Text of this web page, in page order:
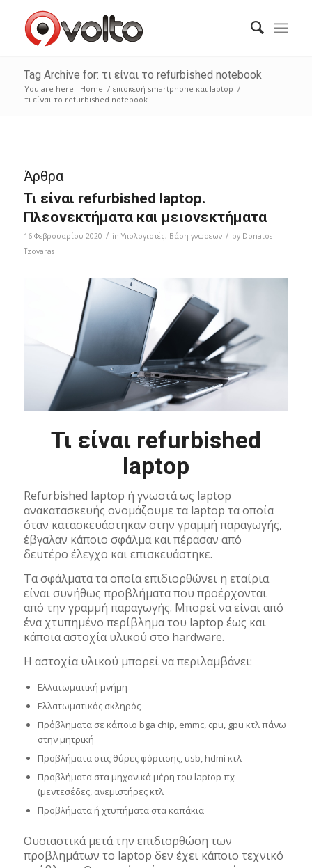
Tag Archive for: τι είναι το refurbished notebook
You are here: Home / επισκευή smartphone και laptop /
τι είναι το refurbished notebook
Άρθρα
Τι είναι refurbished laptop.
Πλεονεκτήματα και μειονεκτήματα
16 Φεβρουαρίου 2020 / in Υπολογιστές, Bάση γνωσεων / by Donatos
Tzovaras
Τι είναι refurbished
laptop
Refurbished laptop ή γνωστά ως laptop
ανακατασκευής ονομάζουμε τα laptop τα οποία
όταν κατασκευάστηκαν στην γραμμή παραγωγής,
έβγαλαν κάποιο σφάλμα και πέρασαν από
δευτέρο έλεγχο και επισκευάστηκε.
Τα σφάλματα τα οποία επιδιορθώνει η εταίρια
είναι συνήθως προβλήματα που προέρχονται
από την γραμμή παραγωγής. Μπορεί να είναι από
ένα χτυπημένο περίβλημα του laptop έως και
κάποια αστοχία υλικού στο hardware.
Η αστοχία υλικού μπορεί να περιλαμβάνει:
Ελλατωματική μνήμη
Ελλατωματικός σκληρός
Πρόβληματα σε κάποιo bga chip, emmc, cpu, gpu κτλ πάνω
στην μητρική
Προβλήματα στις θύρες φόρτισης, usb, hdmi κτλ
Προβλήματα στα μηχανικά μέρη του laptop πχ
(μεντεσέδες, ανεμιστήρες κτλ
Προβλήματα ή χτυπήματα στα καπάκια
Ουσιαστικά μετά την επιδιορθώση των
προβλημάτων το laptop δεν έχει κάποιο τεχνικό